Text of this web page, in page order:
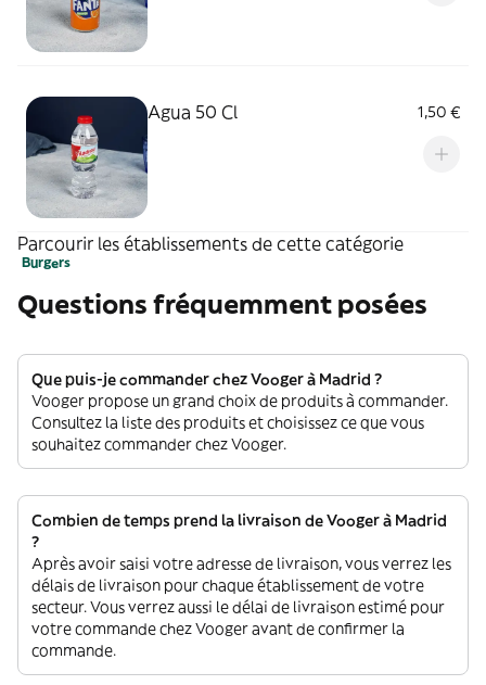
Agua 50 Cl 1,50 €
Parcourir les établissements de cette catégorie
Burgers
Questions fréquemment posées
Que puis-je commander chez Vooger à Madrid ?
Vooger propose un grand choix de produits à commander.
Consultez la liste des produits et choisissez ce que vous
souhaitez commander chez Vooger.
Combien de temps prend la livraison de Vooger à Madrid
?
Après avoir saisi votre adresse de livraison, vous verrez les
délais de livraison pour chaque établissement de votre
secteur. Vous verrez aussi le délai de livraison estimé pour
votre commande chez Vooger avant de confirmer la
commande.